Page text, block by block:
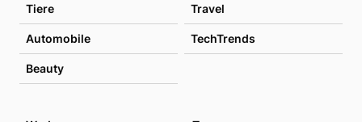
Tiere Travel
Automobile TechTrends
Beauty